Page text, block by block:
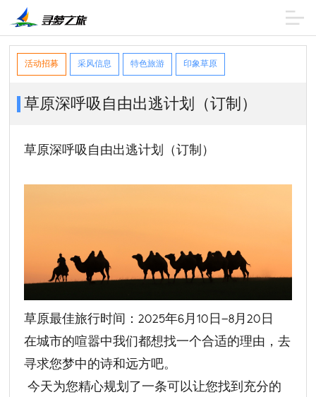
活动招募 采风信息 特色旅游 印象草原
草原深呼吸自由出逃计划（订制）
草原深呼吸自由出逃计划（订制）
草原最佳旅行时间：2025年6月10日—8月20日
在城市的喧嚣中我们都想找一个合适的理由，去
寻求您梦中的诗和远方吧。
今天为您精心规划了一条可以让您找到充分的